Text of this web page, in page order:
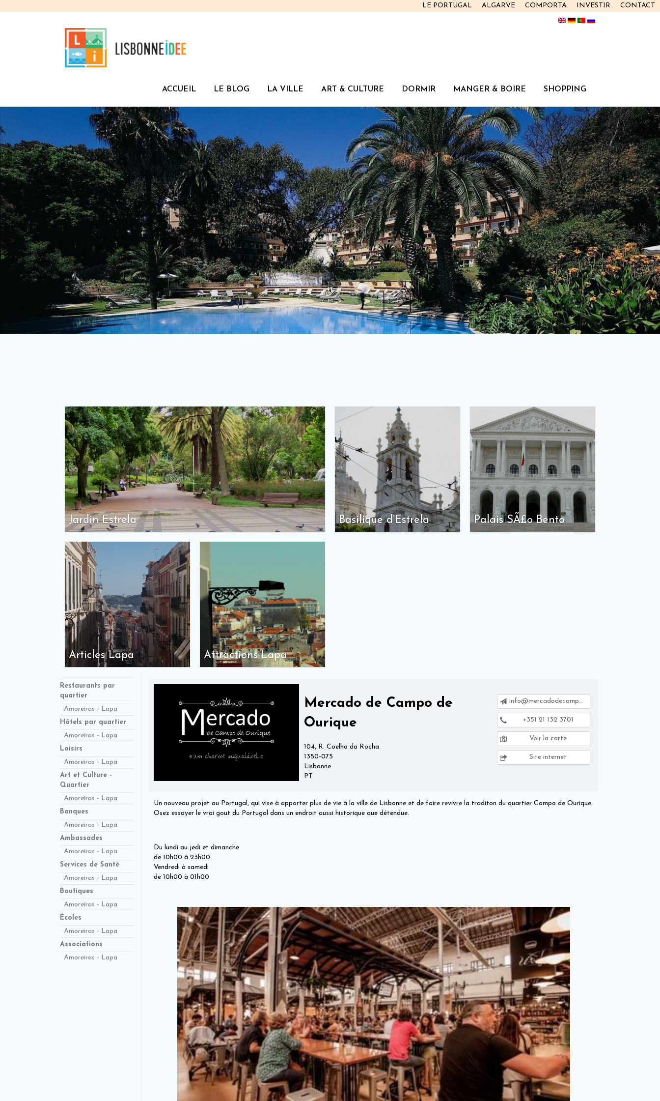
CONTACT
INVESTIR
COMPORTA
ALGARVE
LE PORTUGAL
ACCUEIL LE BLOG LA VILLE ART & CULTURE DORMIR MANGER & BOIRE SHOPPING
Jardin Estrela Basilique d’Estrela Palais SÃ£o Bento
Articles Lapa Attractions Lapa
Restaurants par
quartier
Amoreiras - Lapa
Hôtels par quartier
Amoreiras - Lapa
Loisirs
Amoreiras - Lapa
Art et Culture -
Quartier
Amoreiras - Lapa
Banques
Amoreiras - Lapa
Ambassades
Amoreiras - Lapa
Services de Santé
Amoreiras - Lapa
Boutiques
Amoreiras - Lapa
Écoles
Amoreiras - Lapa
Associations
Amoreiras - Lapa
Mercado de Campo de
Ourique
104, R. Coelho da Rocha
1350-075
Lisbonne
PT
info@mercadodecampodeourique.pt
+351 21 132 3701
Voir la carte
Site internet
Un nouveau projet au Portugal, qui vise à apporter plus de vie à la ville de Lisbonne et de faire revivre la traditon du quartier Campo de Ourique.
Osez essayer le vrai gout du Portugal dans un endroit aussi historique que détendue.
Du lundi au jedi et dimanche
de 10h00 à 23h00
Vendredi à samedi
de 10h00 à 01h00